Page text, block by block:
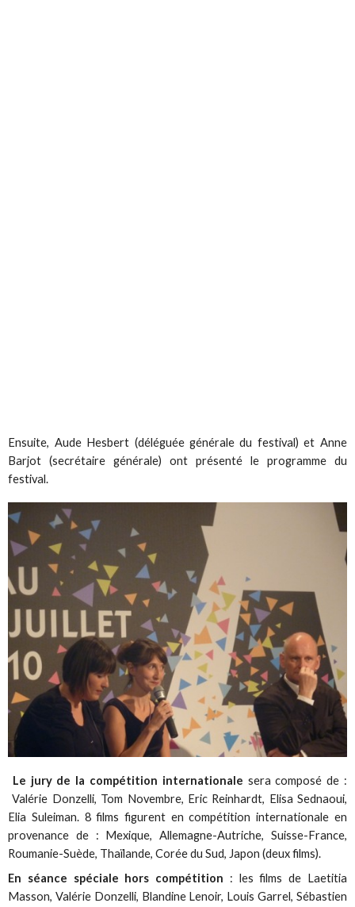
Ensuite, Aude Hesbert (déléguée générale du festival) et Anne
Barjot (secrétaire générale) ont présenté le programme du
festival.
Le jury de la compétition internationale sera composé de :
Valérie Donzelli, Tom Novembre, Eric Reinhardt, Elisa Sednaoui,
Elia Suleiman. 8 films figurent en compétition internationale en
provenance de : Mexique, Allemagne-Autriche, Suisse-France,
Roumanie-Suède, Thaïlande, Corée du Sud, Japon (deux films).
En séance spéciale hors compétition : les films de Laetitia
Masson, Valérie Donzelli, Blandine Lenoir, Louis Garrel, Sébastien